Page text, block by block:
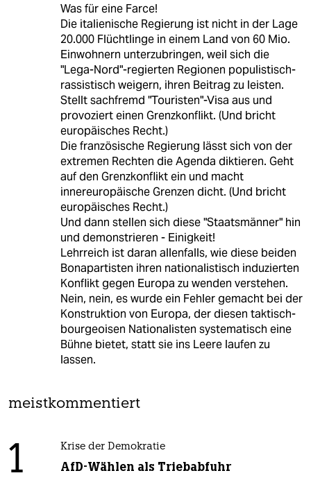
Was für eine Farce!
Die italienische Regierung ist nicht in der Lage
20.000 Flüchtlinge in einem Land von 60 Mio.
Einwohnern unterzubringen, weil sich die
"Lega-Nord"-regierten Regionen populistisch-
rassistisch weigern, ihren Beitrag zu leisten.
Stellt sachfremd "Touristen"-Visa aus und
provoziert einen Grenzkonflikt. (Und bricht
europäisches Recht.)
Die französische Regierung lässt sich von der
extremen Rechten die Agenda diktieren. Geht
auf den Grenzkonflikt ein und macht
innereuropäische Grenzen dicht. (Und bricht
europäisches Recht.)
Und dann stellen sich diese "Staatsmänner" hin
und demonstrieren - Einigkeit!
Lehrreich ist daran allenfalls, wie diese beiden
Bonapartisten ihren nationalistisch induzierten
Konflikt gegen Europa zu wenden verstehen.
Nein, nein, es wurde ein Fehler gemacht bei der
Konstruktion von Europa, der diesen taktisch-
bourgeoisen Nationalisten systematisch eine
Bühne bietet, statt sie ins Leere laufen zu
lassen.
meistkommentiert
1 Krise der Demokratie
AfD-Wählen als Triebabfuhr